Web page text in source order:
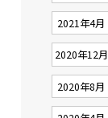
2021年4月
2020年12月
2020年8月